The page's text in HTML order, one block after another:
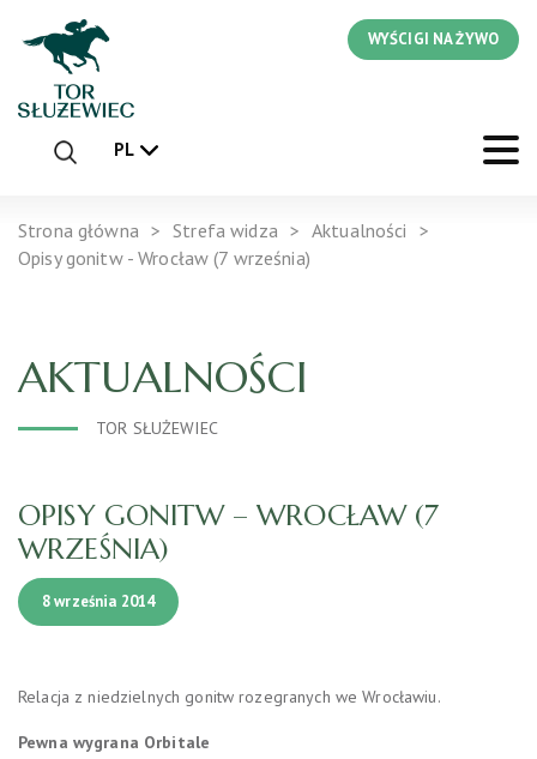
WYŚCIGI NA ŻYWO
PL
Strona główna Strefa widza
Aktualności
Opisy gonitw - Wrocław (7 września)
AKTUALNOŚCI
TOR SŁUŻEWIEC
OPISY GONITW – WROCŁAW (7
WRZEŚNIA)
8 września 2014
Relacja z niedzielnych gonitw rozegranych we Wrocławiu.
Pewna wygrana Orbitale